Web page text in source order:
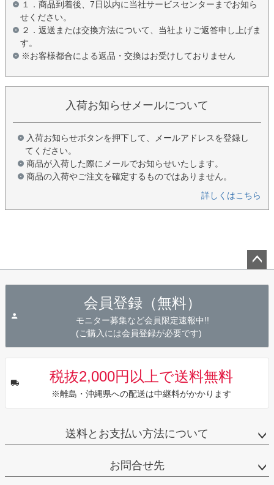
１．商品到着後、7日以内に当社サービスセンターまでお知ら
せください。
２．返送または交換方法について、当社よりご返答申し上げま
す。
※お客様都合による返品・交換はお受けしておりません
入荷お知らせメールについて
入荷お知らせボタンを押下して、メールアドレスを登録し
てください。
商品が入荷した際にメールでお知らせいたします。
商品の入荷やご注文を確定するものではありません。
詳しくはこちら
会員登録（無料）
モニター募集など会員限定速報中!!
(ご購入には会員登録が必要です)
税抜2,000円以上で送料無料
※離島・沖縄県への配送は中継料がかかります
送料とお支払い方法について
お問合せ先